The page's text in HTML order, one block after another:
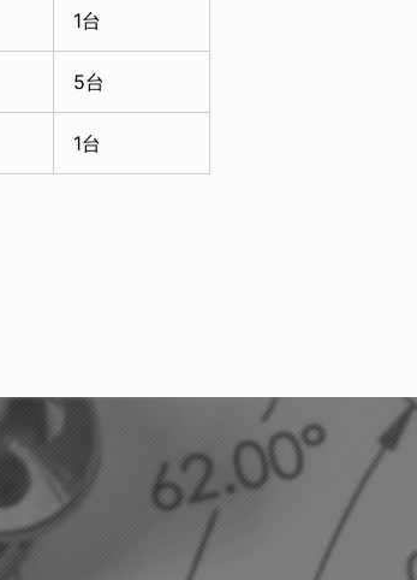
1台
5台
1台